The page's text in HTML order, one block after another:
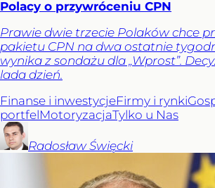
Polacy o przywróceniu CPN
Prawie dwie trzecie Polaków chce
pakietu CPN na dwa ostatnie
wynika z sondażu dla „Wprost”.
lada dzień.
Finanse i inwestycjeFirmy i rynki
portfelMotoryzacjaTylko u Nas
Radosław Święcki